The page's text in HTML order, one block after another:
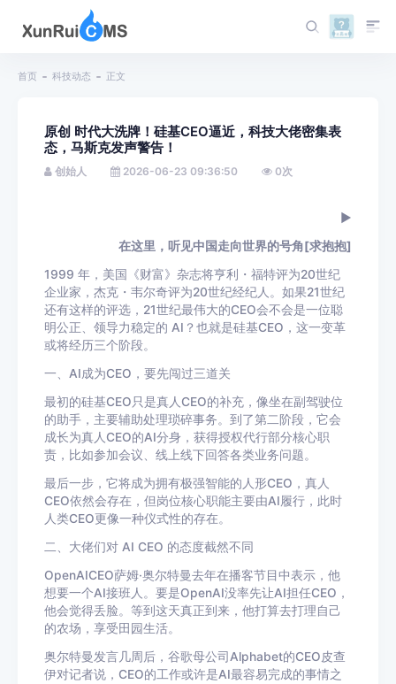
首页 科技动态 正文
原创 时代大洗牌！硅基CEO逼近，科技大佬密集表
态，马斯克发声警告！
创始人 2026-06-23 09:36:50 0次
►
在这里，听见中国走向世界的号角[求抱抱]
1999 年，美国《财富》杂志将亨利・福特评为20世纪
企业家，杰克・韦尔奇评为20世纪经纪人。如果21世纪
还有这样的评选，21世纪最伟大的CEO会不会是一位聪
明公正、领导力稳定的 AI？也就是硅基CEO，这一变革
或将经历三个阶段。
一、AI成为CEO，要先闯过三道关
最初的硅基CEO只是真人CEO的补充，像坐在副驾驶位
的助手，主要辅助处理琐碎事务。到了第二阶段，它会
成长为真人CEO的AI分身，获得授权代行部分核心职
责，比如参加会议、线上线下回答各类业务问题。
最后一步，它将成为拥有极强智能的人形CEO，真人
CEO依然会存在，但岗位核心职能主要由AI履行，此时
人类CEO更像一种仪式性的存在。
二、大佬们对 AI CEO 的态度截然不同
OpenAICEO萨姆·奥尔特曼去年在播客节目中表示，他
想要一个AI接班人。要是OpenAI没率先让AI担任CEO，
他会觉得丢脸。等到这天真正到来，他打算去打理自己
的农场，享受田园生活。
奥尔特曼发言几周后，谷歌母公司Alphabet的CEO皮查
伊对记者说，CEO的工作或许是AI最容易完成的事情之